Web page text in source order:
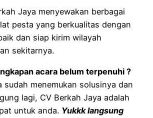
Jaya menyewakan berbagai
pesta yang berkualitas dengan
dan siap kirim wilayah
sekitarnya.
acara belum terpenuhi ?
sudah menemukan solusinya dan
lagi, CV Berkah Jaya adalah
untuk anda. Yukkk langsung